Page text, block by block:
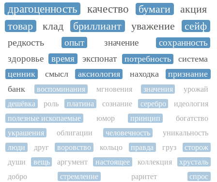
драгоценность
качество бумаги
акция
товар
клад бриллиант уважение сейф
редкость опыт значение
сохранность
здоровье
время экспонат потребность
система
ценник
смысл аксиология находка
признание
банк
воспоминания мгновения значения
урожай
дешёвка
роль платина сознание серебро
идеология
полезные ископаемые
юмор принцип
богатство
украшения
облигации человечность
уникальность
люди
друг воровство кольцо правда груз
сторож
души
вещь аргумент настоящее коллекция
хрусталь
добро
стремление раритет
спрос